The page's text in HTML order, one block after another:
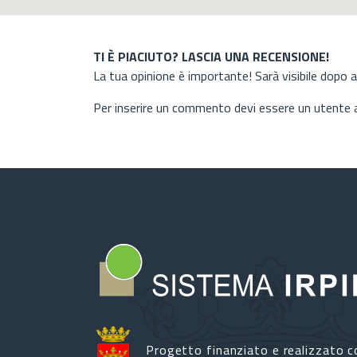
TI È PIACIUTO? LASCIA UNA RECENSIONE!
La tua opinione è importante! Sarà visibile dopo
Per inserire un commento devi essere un
Progetto finanziato e realizzato